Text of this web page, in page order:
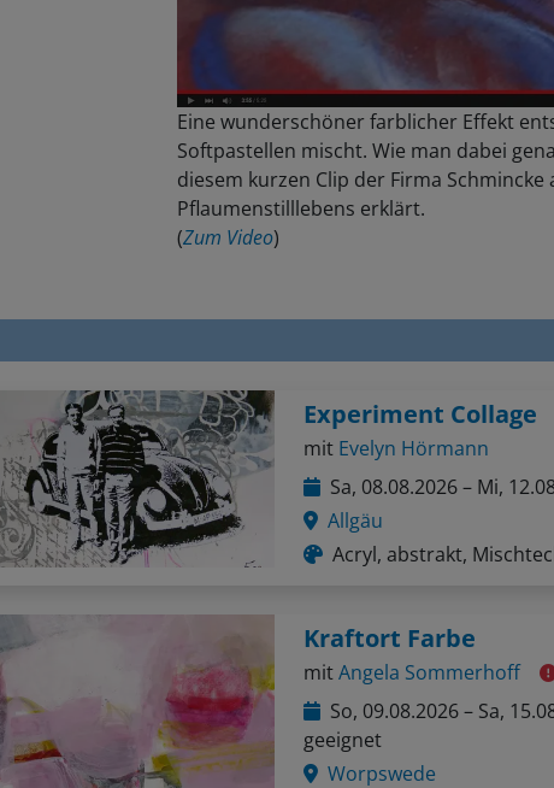
Eine wunderschöner farblicher Effekt
Softpastellen mischt. Wie man dabei
diesem kurzen Clip der Firma Schmincke
Pflaumenstilllebens erklärt.
(Zum Video)
Experiment Collage
mit Evelyn Hörmann
Sa, 08.08.2026 – Mi,
Allgäu
Acryl, abstrakt,
Kraftort Farbe
mitAngela Sommerhoff
So, 09.08.2026 – Sa,
geeignet
Worpswede